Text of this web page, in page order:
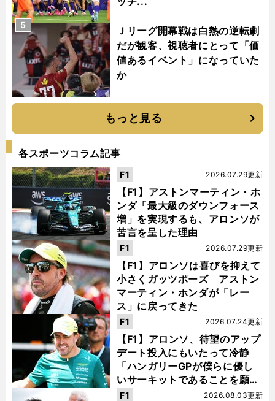
Ｊリーグ開幕戦は白熱の逆転劇
だが観客、視聴者にとって「価
値あるイベント」になっていた
か
5
もっと見る
各スポーツコラム記事
【F1】アストンマーティン・ホ
ンダ「最大級のダウンフォース
増」を実現するも、アロンソが
苦言を呈した理由
2026.07.29更新
F1
【F1】アロンソは喜びを抑えて
小さくガッツポーズ アストン
マーティン・ホンダが「レー
ス」に戻ってきた
2026.07.29更新
F1
【F1】アロンソ、待望のアップ
デート投入にもいたって冷静
「ハンガリーGPが僕らに優し
いサーキットであることを願
う」
2026.07.24更新
F1
2026.08.03更新
F1